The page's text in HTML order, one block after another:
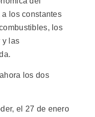
los constantes
los
y las
los dos
el 27 de enero